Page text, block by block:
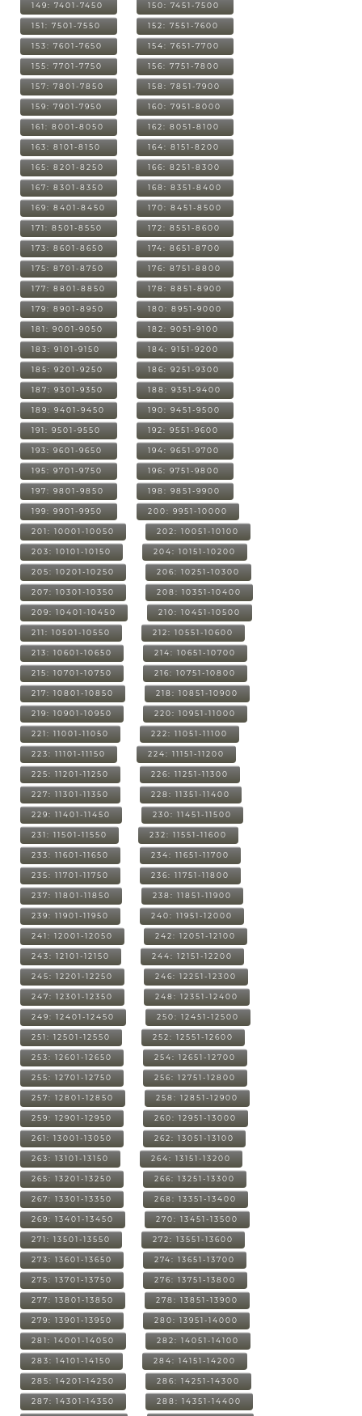
149: 7401-7450 150: 7451-7500
151: 7501-7550 152: 7551-7600
153: 7601-7650 154: 7651-7700
155: 7701-7750 156: 7751-7800
157: 7801-7850 158: 7851-7900
159: 7901-7950 160: 7951-8000
161: 8001-8050 162: 8051-8100
163: 8101-8150 164: 8151-8200
165: 8201-8250 166: 8251-8300
167: 8301-8350 168: 8351-8400
169: 8401-8450 170: 8451-8500
171: 8501-8550 172: 8551-8600
173: 8601-8650 174: 8651-8700
175: 8701-8750 176: 8751-8800
177: 8801-8850 178: 8851-8900
179: 8901-8950 180: 8951-9000
181: 9001-9050 182: 9051-9100
183: 9101-9150 184: 9151-9200
185: 9201-9250 186: 9251-9300
187: 9301-9350 188: 9351-9400
189: 9401-9450 190: 9451-9500
191: 9501-9550 192: 9551-9600
193: 9601-9650 194: 9651-9700
195: 9701-9750 196: 9751-9800
197: 9801-9850 198: 9851-9900
199: 9901-9950 200: 9951-10000
201: 10001-10050 202: 10051-10100
203: 10101-10150 204: 10151-10200
205: 10201-10250 206: 10251-10300
207: 10301-10350 208: 10351-10400
209: 10401-10450 210: 10451-10500
211: 10501-10550 212: 10551-10600
213: 10601-10650 214: 10651-10700
215: 10701-10750 216: 10751-10800
217: 10801-10850 218: 10851-10900
219: 10901-10950 220: 10951-11000
221: 11001-11050 222: 11051-11100
223: 11101-11150 224: 11151-11200
225: 11201-11250 226: 11251-11300
227: 11301-11350 228: 11351-11400
229: 11401-11450 230: 11451-11500
231: 11501-11550 232: 11551-11600
233: 11601-11650 234: 11651-11700
235: 11701-11750 236: 11751-11800
237: 11801-11850 238: 11851-11900
239: 11901-11950 240: 11951-12000
241: 12001-12050 242: 12051-12100
243: 12101-12150 244: 12151-12200
245: 12201-12250 246: 12251-12300
247: 12301-12350 248: 12351-12400
249: 12401-12450 250: 12451-12500
251: 12501-12550 252: 12551-12600
253: 12601-12650 254: 12651-12700
255: 12701-12750 256: 12751-12800
257: 12801-12850 258: 12851-12900
259: 12901-12950 260: 12951-13000
261: 13001-13050 262: 13051-13100
263: 13101-13150 264: 13151-13200
265: 13201-13250 266: 13251-13300
267: 13301-13350 268: 13351-13400
269: 13401-13450 270: 13451-13500
271: 13501-13550 272: 13551-13600
273: 13601-13650 274: 13651-13700
275: 13701-13750 276: 13751-13800
277: 13801-13850 278: 13851-13900
279: 13901-13950 280: 13951-14000
281: 14001-14050 282: 14051-14100
283: 14101-14150 284: 14151-14200
285: 14201-14250 286: 14251-14300
287: 14301-14350 288: 14351-14400